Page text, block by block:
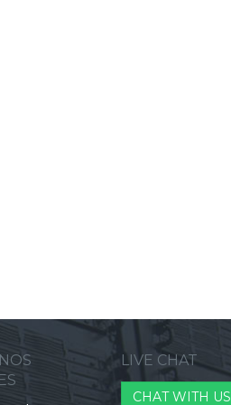
LIVE CHAT
CHAT WITH US